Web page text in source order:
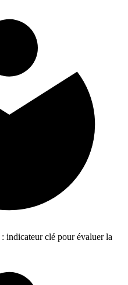
: indicateur clé pour évaluer la